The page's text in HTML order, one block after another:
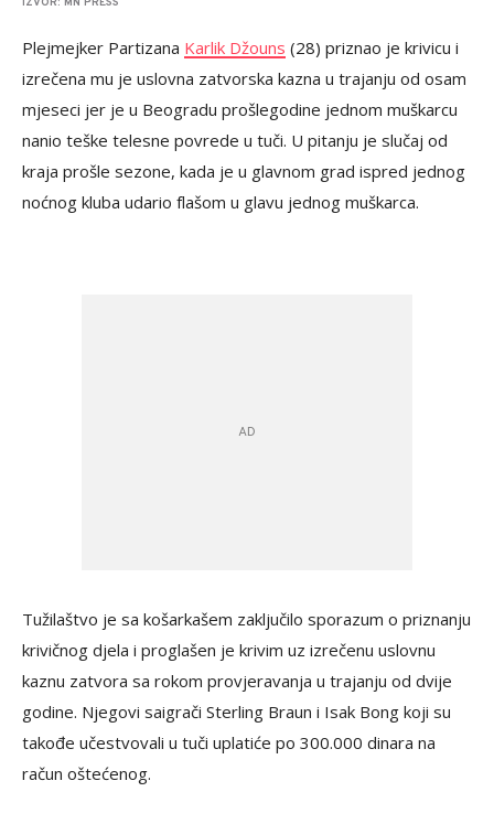
Plejmejker Partizana Karlik Džouns (28) priznao je krivicu i
izrečena mu je uslovna zatvorska kazna u trajanju od osam
mjeseci jer je u Beogradu prošlegodine jednom muškarcu
nanio teške telesne povrede u tuči. U pitanju je slučaj od
kraja prošle sezone, kada je u glavnom grad ispred jednog
noćnog kluba udario flašom u glavu jednog muškarca.
Tužilaštvo je sa košarkašem zaključilo sporazum o priznanju
krivičnog djela i proglašen je krivim uz izrečenu uslovnu
kaznu zatvora sa rokom provjeravanja u trajanju od dvije
godine. Njegovi saigrači Sterling Braun i Isak Bong koji su
takođe učestvovali u tuči uplatiće po 300.000 dinara na
račun oštećenog.